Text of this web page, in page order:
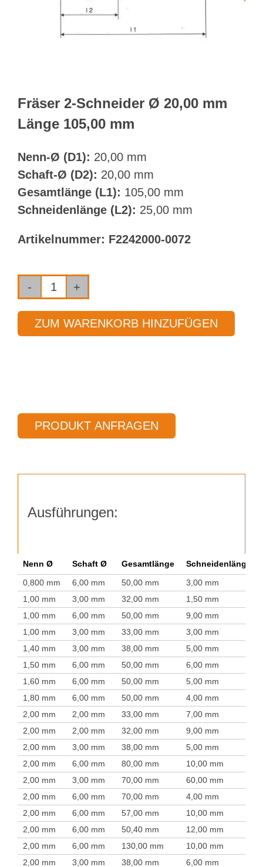
Webshop
Suche
Fräser 2-Schneider Ø 20,00 mm
Länge 105,00 mm
Nenn-Ø (D1): 20,00 mm
Schaft-Ø (D2): 20,00 mm
Gesamtlänge (L1): 105,00 mm
Schneidenlänge (L2): 25,00 mm
Artikelnummer: F2242000-0072
Fräser
2-
Schneider
105,00
mm
ZUM WARENKORB HINZUFÜGEN
PRODUKT ANFRAGEN
Ausführungen:
Nenn Ø Schaft Ø Gesamtlänge Schneidenlänge
0,800 mm
6,00 mm 50,00 mm 3,00 mm
1,00 mm
3,00 mm 32,00 mm 1,50 mm
1,00 mm
6,00 mm 50,00 mm 9,00 mm
1,00 mm
3,00 mm 33,00 mm 3,00 mm
1,40 mm
3,00 mm 38,00 mm 5,00 mm
1,50 mm
6,00 mm 50,00 mm 6,00 mm
1,60 mm
6,00 mm 50,00 mm 5,00 mm
1,80 mm
6,00 mm 50,00 mm 4,00 mm
2,00 mm
2,00 mm 33,00 mm 7,00 mm
2,00 mm
2,00 mm 32,00 mm 9,00 mm
2,00 mm
3,00 mm 38,00 mm 5,00 mm
2,00 mm
6,00 mm 80,00 mm 10,00 mm
2,00 mm
3,00 mm 70,00 mm 60,00 mm
2,00 mm
6,00 mm 70,00 mm 4,00 mm
2,00 mm
6,00 mm 57,00 mm 10,00 mm
2,00 mm
6,00 mm 50,40 mm 12,00 mm
2,00 mm
6,00 mm 130,00 mm 10,00 mm
2,00 mm
3,00 mm 38,00 mm 6,00 mm